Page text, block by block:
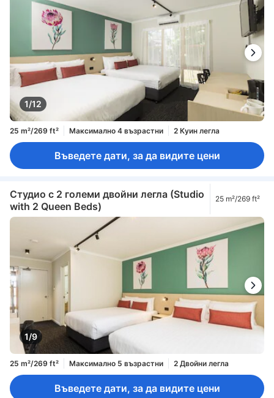
1/12
25 m²/269 ft² Максимално 4 възрастни 2 Куин легла
Въведете дати, за да видите цени
Студио с 2 големи двойни легла (Studio
with 2 Queen Beds)
25 m²/269 ft²
1/9
25 m²/269 ft² Максимално 5 възрастни 2 Двойни легла
Въведете дати, за да видите цени